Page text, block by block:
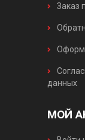
Заказ
данных
МОЙ